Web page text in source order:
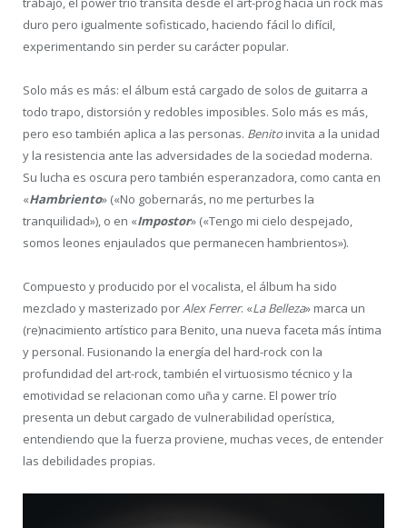
duro pero igualmente sofisticado, haciendo fácil lo difícil,
experimentando sin perder su carácter popular.
Solo más es más: el álbum está cargado de solos de guitarra a
todo trapo, distorsión y redobles imposibles. Solo más es más,
pero eso también aplica a las personas. Benito invita a la unidad
y la resistencia ante las adversidades de la sociedad moderna.
Su lucha es oscura pero también esperanzadora, como canta en
«Hambriento» («No gobernarás, no me perturbes la
tranquilidad»), o en «Impostor» («Tengo mi cielo despejado,
somos leones enjaulados que permanecen hambrientos»).
Compuesto y producido por el vocalista, el álbum ha sido
mezclado y masterizado porAlex Ferrer. «La Belleza» marca un
(re)nacimiento artístico para Benito, una nueva faceta más íntima
y personal. Fusionando la energía del hard-rock con la
profundidad del art-rock, también el virtuosismo técnico y la
emotividad se relacionan como uña y carne. El power trío
presenta un debut cargado de vulnerabilidad operística,
entendiendo que la fuerza proviene, muchas veces, de entender
las debilidades propias.